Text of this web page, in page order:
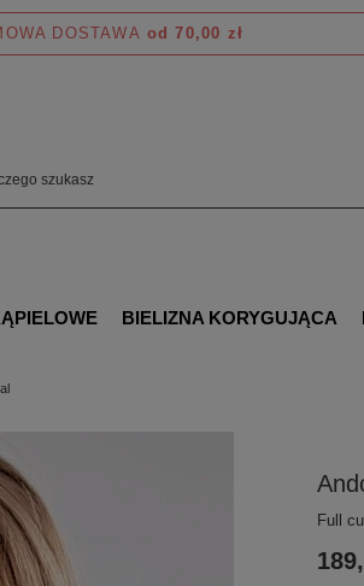
DOSTAWA od 70,00 zł
BIELIZNA KORYGUJĄCA
Full